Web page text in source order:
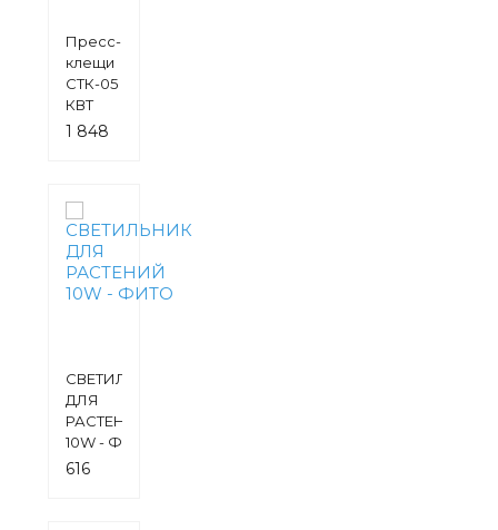
Пресс-
клещи
СТК-05
КВТ
1 848
СВЕТИЛЬНИК
ДЛЯ
РАСТЕНИЙ
10W - ФИТО
616